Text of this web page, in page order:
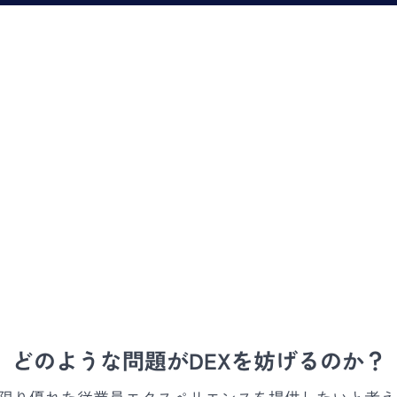
どのような問題がDEXを妨げるのか？